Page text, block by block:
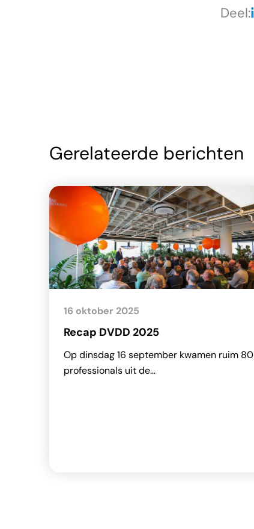
Deel:
Gerelateerde berichten
Recap DVDD 2025
16 oktober 2025
Op dinsdag 16 september kwamen ruim 80
professionals uit de…